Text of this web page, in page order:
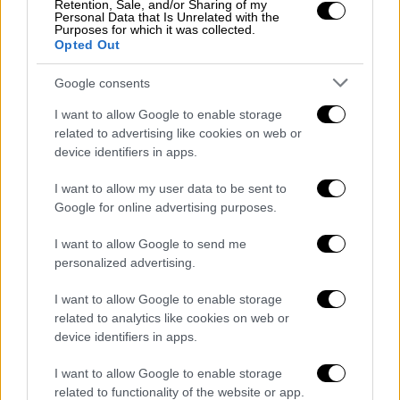
Retention, Sale, and/or Sharing of my
Personal Data that Is Unrelated with the
Purposes for which it was collected.
Opted Out
Google consents
I want to allow Google to enable storage
related to advertising like cookies on web or
device identifiers in apps.
I want to allow my user data to be sent to
Google for online advertising purposes.
I want to allow Google to send me
personalized advertising.
I want to allow Google to enable storage
related to analytics like cookies on web or
device identifiers in apps.
I want to allow Google to enable storage
related to functionality of the website or app.
προβλήµατος.
untitled.png
Το πρώτο είναι αυτό το πρόγραµµα των 95
εκατ. ευρώ που αφορά εργασίες βελτίωσης
ύψους έως και 50.000 ευρώ ανά δοµή-
παιδικό σταθµό. Μέχρι στιγµής έχουν
Ιλίου Αττικής, Ξηροµέρου Αιτωλοακαρνανίας,